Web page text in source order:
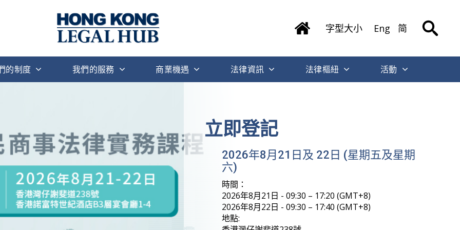
字型大小 Eng 简
的制度 我們的服務 商業機遇 法律資訊 法律樞紐 活動
立即登記
2026年8月21日及 22日 (星期五及星期
六)
時間：
2026年8月21日 - 09:30 – 17:20 (GMT+8)
2026年8月22日 - 09:30 – 17:40 (GMT+8)
地點: